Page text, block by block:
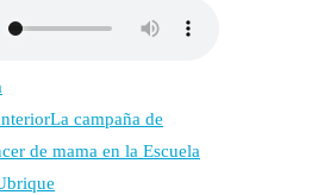
La campaña de
de mama en la Escuela